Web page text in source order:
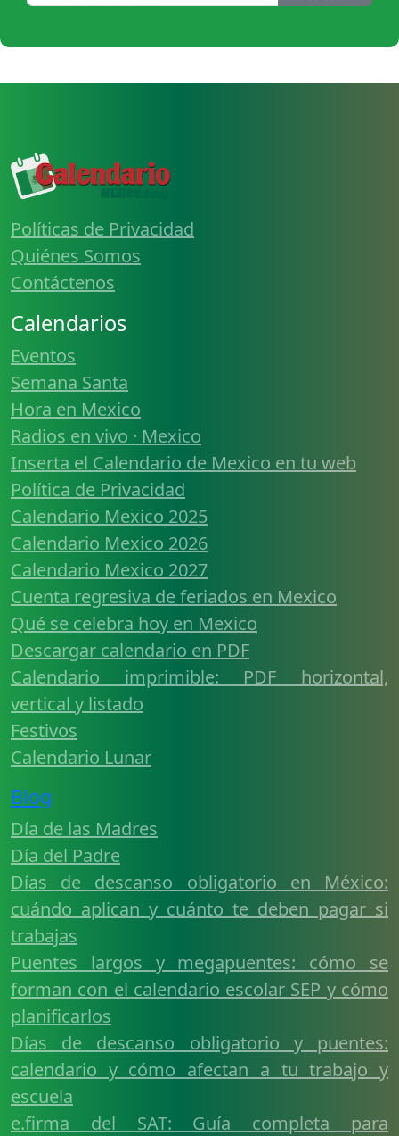
Políticas de Privacidad
Quiénes Somos
Contáctenos
Calendarios
Eventos
Semana Santa
Hora en Mexico
Radios en vivo · Mexico
Inserta el Calendario de Mexico en tu web
Política de Privacidad
Calendario Mexico 2025
Calendario Mexico 2026
Calendario Mexico 2027
Cuenta regresiva de feriados en Mexico
Qué se celebra hoy en Mexico
Descargar calendario en PDF
Calendario imprimible: PDF horizontal,
vertical y listado
Festivos
Calendario Lunar
Blog
Día de las Madres
Día del Padre
Días de descanso obligatorio en México:
cuándo aplican y cuánto te deben pagar si
trabajas
Puentes largos y megapuentes: cómo se
forman con el calendario escolar SEP y cómo
planificarlos
Días de descanso obligatorio y puentes:
calendario y cómo afectan a tu trabajo y
escuela
e.firma del SAT: Guía completa para